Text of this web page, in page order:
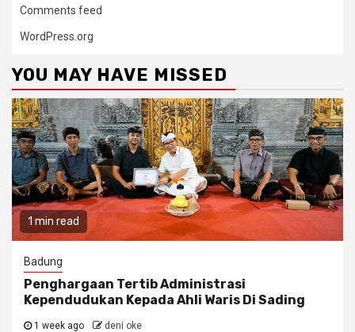
Comments feed
WordPress.org
YOU MAY HAVE MISSED
1 min read
Badung
Penghargaan Tertib Administrasi
Kependudukan Kepada Ahli Waris Di Sading
1 week ago deni oke